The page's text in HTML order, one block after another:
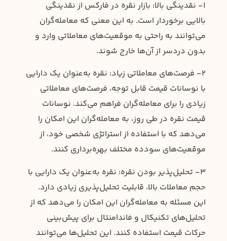
۱- نقدینگی بالا: بازار نقره در فارکس از نقدینگی
بالایی برخوردار است. به این معنی که معامله‌گران
می‌توانند به راحتی به موقعیت‌های معاملاتی وارد و
بدون دردسر از آن‌ها خارج شوند.
۲- فرصت‌های معاملاتی زیاد: نقره به‌عنوان یک دارایی
با نوسانات قیمت قابل توجه، فرصت‌های معاملاتی
زیادی را برای معامله‌گران فراهم می‌کند. نوسانات
قیمت نقره در طی روز، به معامله‌گران این امکان را
می‌دهد که با استفاده از استراتژی شخصی خود، از
موقعیت‌های سودده مختلف بهره‌برداری کنند.
۳- تحلیل‌پذیر بودن نقره: نقره به‌عنوان یک دارایی با
حجم معاملات بالا، قابلیت تحلیل‌پذیری زیادی دارد.
این مسئله به معامله‌گران این امکان را می‌دهد که از
تحلیل‌های تکنیکال و فاندامنتال برای پیش‌بینی
حرکات قیمت استفاده کنند. این تحلیل‌ها می‌توانند